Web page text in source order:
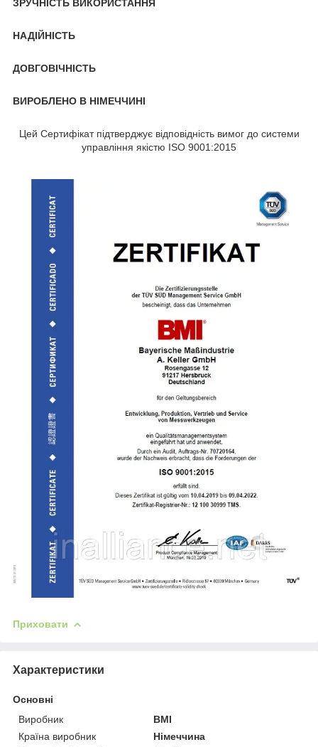
ЗРУЧНІСТЬ ВИКОРИСТАННЯ
НАДІЙНІСТЬ
ДОВГОВІЧНІСТЬ
ВИРОБЛЕНО В НІМЕЧЧИНІ
Цей Сертифікат підтверджує відповідність вимог до системи
управління якістю ISO 9001:2015
Приховати
Характеристики
Основні
Виробник
BMI
Країна виробник
Німеччина